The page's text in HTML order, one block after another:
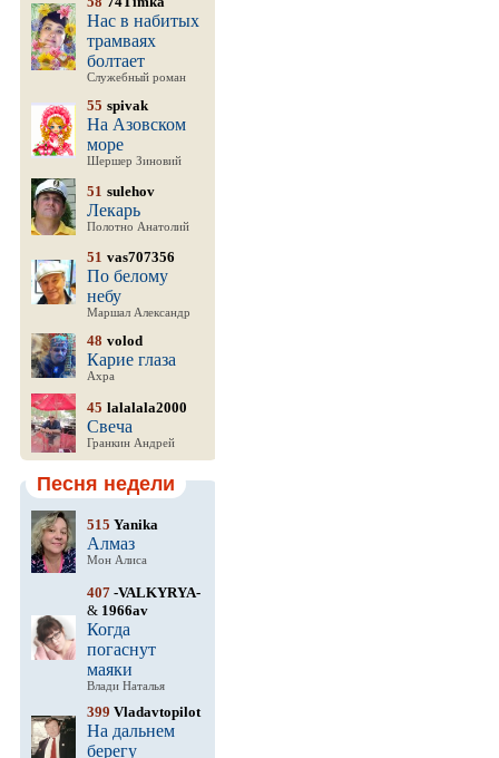
Нас в набитых
трамваях
болтает
Служебный роман
55 spivak
На Азовском
море
Шершер Зиновий
51 sulehov
Лекарь
Полотно Анатолий
51 vas707356
По белому
небу
Маршал Александр
48 volod
Карие глаза
Ахра
45 lalalala2000
Свеча
Гранкин Андрей
Песня недели
515 Yanika
Алмаз
Мон Алиса
407 -VALKYRYA-
& 1966av
Когда
погаснут
маяки
Влади Наталья
399 Vladavtopilot
На дальнем
берегу